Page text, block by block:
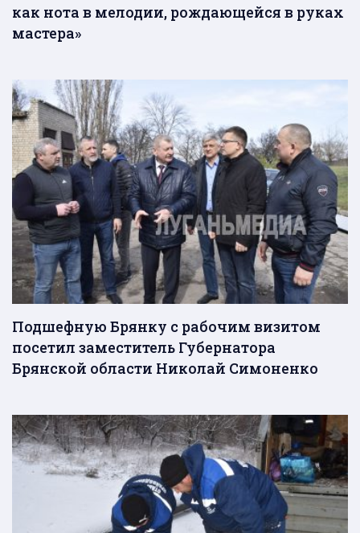
как нота в мелодии, рождающейся в руках
мастера»
Подшефную Брянку с рабочим визитом
посетил заместитель Губернатора
Брянской области Николай Симоненко